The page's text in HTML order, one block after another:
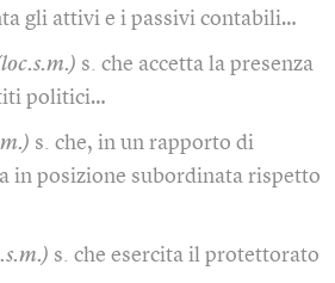
gli attivi e i passivi contabili…
s. che accetta la presenza
politici…
s. che, in un rapporto di
in posizione subordinata rispetto
s. che esercita il protettorato